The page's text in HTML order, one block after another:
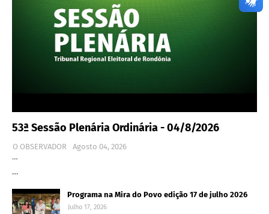
53ª Sessão Plenária Ordinária - 04/8/2026
O OBSERVADOR
Agosto 04, 2026
…
…
Programa na Mira do Povo edição 17 de julho 2026
Julho 17, 2026